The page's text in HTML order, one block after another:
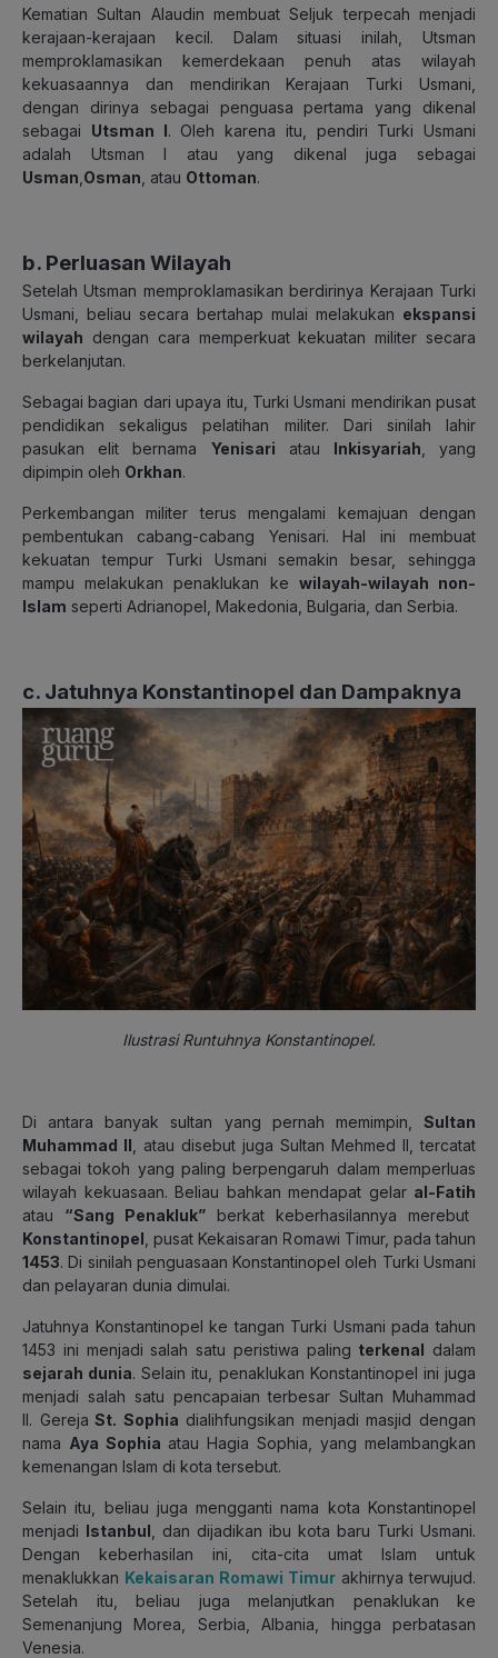
Kematian Sultan Alaudin membuat Seljuk terpecah menjadi
kerajaan-kerajaan kecil. Dalam situasi inilah, Utsman
memproklamasikan kemerdekaan penuh atas wilayah
kekuasaannya dan mendirikan Kerajaan Turki Usmani,
dengan dirinya sebagai penguasa pertama yang dikenal
sebagai Utsman I. Oleh karena itu, pendiri Turki Usmani
adalah Utsman I atau yang dikenal juga sebagai
Usman Osman , atau Ottoman.
b. Perluasan Wilayah
Setelah Utsman memproklamasikan berdirinya Kerajaan Turki
Usmani, beliau secara bertahap mulai melakukan ekspansi
wilayah dengan cara memperkuat kekuatan militer secara
berkelanjutan.
Sebagai bagian dari upaya itu, Turki Usmani mendirikan pusat
pendidikan sekaligus pelatihan militer. Dari sinilah lahir
pasukan elit bernama Yenisari atau Inkisyariah , yang
dipimpin oleh Orkhan.
Perkembangan militer terus mengalami kemajuan dengan
pembentukan cabang-cabang Yenisari. Hal ini membuat
kekuatan tempur Turki Usmani semakin besar, sehingga
mampu melakukan penaklukan ke wilayah-wilayah non-
Islam seperti Adrianopel, Makedonia, Bulgaria, dan Serbia.
c. Jatuhnya Konstantinopel dan Dampaknya
Ilustrasi Runtuhnya Konstantinopel.
Di antara banyak sultan yang pernah memimpin, Sultan
Muhammad II
atau disebut juga Sultan Mehmed II, tercatat
sebagai tokoh yang paling berpengaruh dalam memperluas
wilayah kekuasaan. Beliau bahkan mendapat gelar al-Fatih
atau “Sang Penakluk” berkat keberhasilannya merebut
Konstantinopel , pusat Kekaisaran Romawi Timur, pada tahun
1453. Di sinilah penguasaan Konstantinopel oleh Turki Usmani
dan pelayaran dunia dimulai.
Jatuhnya Konstantinopel ke tangan Turki Usmani pada tahun
1453 ini menjadi salah satu peristiwa paling terkenal dalam
sejarah dunia. Selain itu, penaklukan Konstantinopel ini juga
menjadi salah satu pencapaian terbesar Sultan Muhammad
II. Gereja St. Sophia dialihfungsikan menjadi masjid dengan
nama Aya Sophia atau Hagia Sophia , yang melambangkan
kemenangan Islam di kota tersebut.
Selain itu, beliau juga mengganti nama kota Konstantinopel
menjadi Istanbul , dan dijadikan ibu kota baru Turki Usmani.
Dengan keberhasilan ini, cita-cita umat Islam untuk
menaklukkan Kekaisaran Romawi Timur akhirnya terwujud.
Setelah itu, beliau juga melanjutkan penaklukan ke
Semenanjung Morea, Serbia, Albania, hingga perbatasan
Venesia.